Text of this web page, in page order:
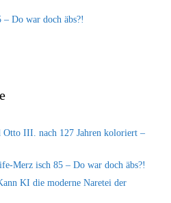
Do war doch äbs?!
Otto III. nach 127 Jahren koloriert –
Merz isch 85 – Do war doch äbs?!
KI die moderne Naretei der